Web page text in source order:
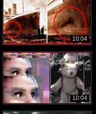
10:04
10:04